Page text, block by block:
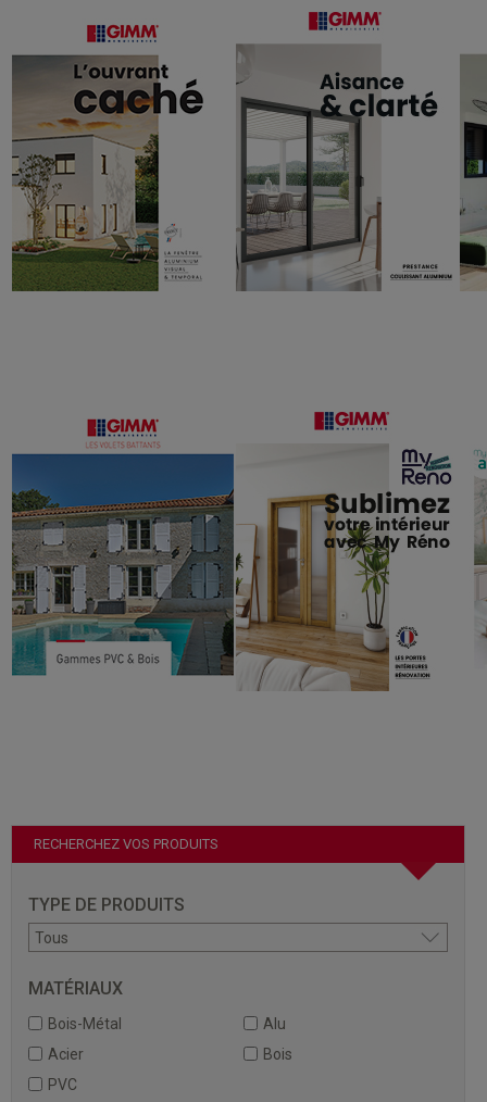
RECHERCHEZ VOS PRODUITS
TYPE DE PRODUITS
MATÉRIAUX
Bois-Métal
Alu
Acier
Bois
PVC